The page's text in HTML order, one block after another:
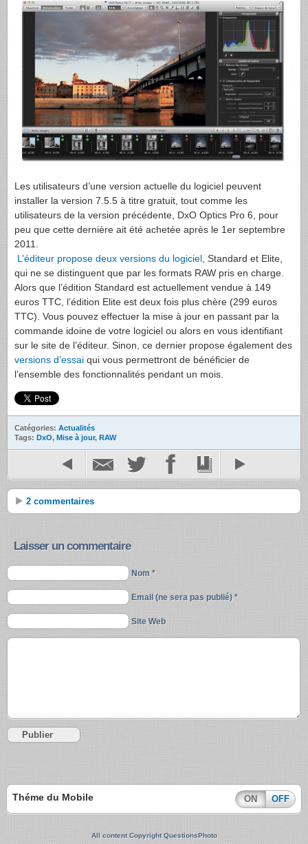
Les utilisateurs d’une version actuelle du logiciel peuvent
installer la version 7.5.5 à titre gratuit, tout comme les
utilisateurs de la version précédente, DxO Optics Pro 6, pour
peu que cette dernière ait été achetée après le 1er septembre
2011.
L’éditeur propose deux versions du logiciel , Standard et Elite,
qui ne se distinguent que par les formats RAW pris en charge.
Alors que l’édition Standard est actuellement vendue à 149
euros TTC, l’édition Elite est deux fois plus chère (299 euros
TTC). Vous pouvez effectuer la mise à jour en passant par la
commande idoine de votre logiciel ou alors en vous identifiant
sur le site de l’éditeur. Sinon, ce dernier propose également des
versions d’essai qui vous permettront de bénéficier de
l’ensemble des fonctionnalités pendant un mois.
Catégories: Actualités
Tags: DxO, Mise à jour, RAW
2 commentaires
Laisser un commentaire
Nom *
Email (ne sera pas publié) *
Site Web
Théme du Mobile ON OFF
All content Copyright QuestionsPhoto